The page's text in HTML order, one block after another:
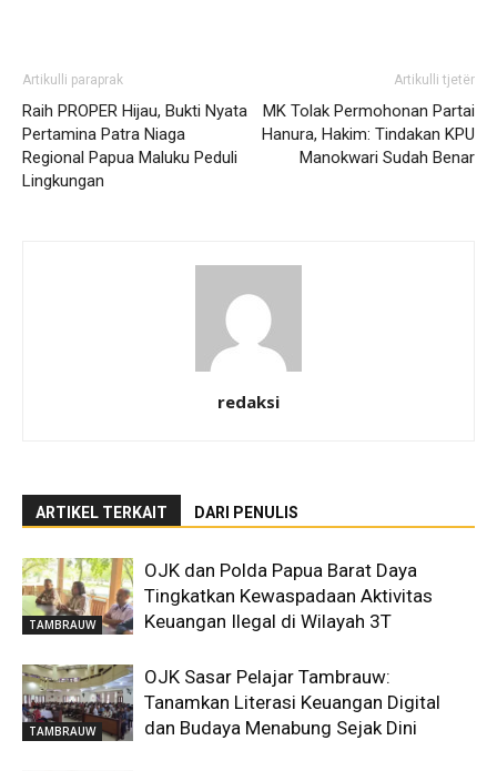
Artikulli paraprak
Raih PROPER Hijau, Bukti Nyata
Pertamina Patra Niaga
Regional Papua Maluku Peduli
Lingkungan
Artikulli tjetër
MK Tolak Permohonan Partai
Hanura, Hakim: Tindakan KPU
Manokwari Sudah Benar
redaksi
ARTIKEL TERKAIT DARI PENULIS
TAMBRAUW
OJK dan Polda Papua Barat Daya
Tingkatkan Kewaspadaan Aktivitas
Keuangan Ilegal di Wilayah 3T
TAMBRAUW
OJK Sasar Pelajar Tambrauw:
Tanamkan Literasi Keuangan Digital
dan Budaya Menabung Sejak Dini